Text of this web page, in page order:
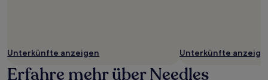
Unterkünfte anzeigen Unterkünfte
Erfahre mehr über Needles